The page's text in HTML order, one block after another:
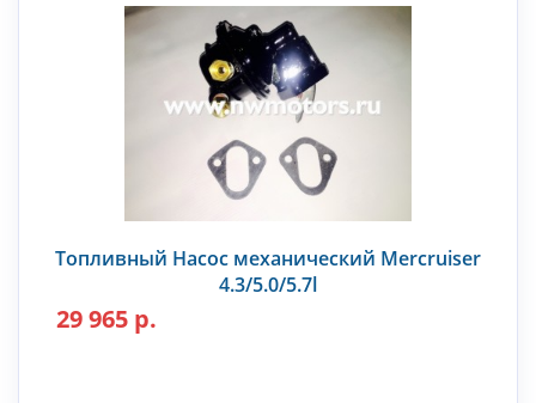
Топливный Насос механический Mercruiser
4.3/5.0/5.7l
29 965 р.